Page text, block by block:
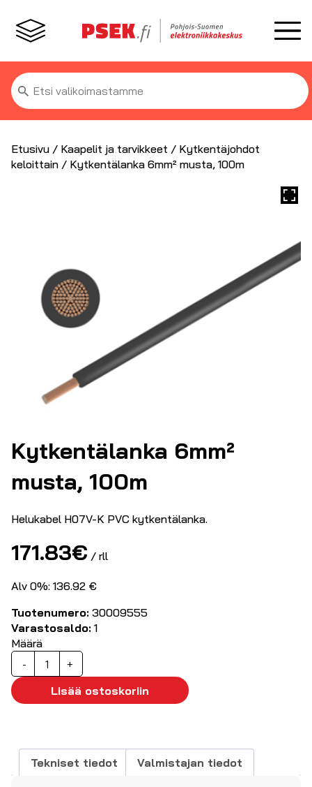
Etsi:
Etusivu / Kaapelit ja tarvikkeet / Kytkentäjohdot
keloittain / Kytkentälanka 6mm² musta, 100m
Kytkentälanka 6mm²
musta, 100m
Helukabel H07V-K PVC kytkentälanka.
171.83€ / rll
Alv 0%: 136.92 €
Tuotenumero: 30009555
Varastosaldo: 1
Määrä
-
Kytkentälanka
6mm²
musta,
100m
+
Lisää ostoskoriin
Tekniset tiedot Valmistajan tiedot